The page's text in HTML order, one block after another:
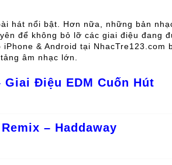
hát nổi bật. Hơn nữa, những bản
để không bỏ lỡ các giai điệu đang
& Android tại NhacTre123.com
âm nhạc lớn.
Giai Điệu EDM Cuốn Hút
– Haddaway